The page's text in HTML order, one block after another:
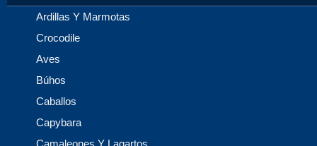
Ardillas Y Marmotas
Crocodile
Aves
Búhos
Caballos
Capybara
Camaleones Y Lagartos